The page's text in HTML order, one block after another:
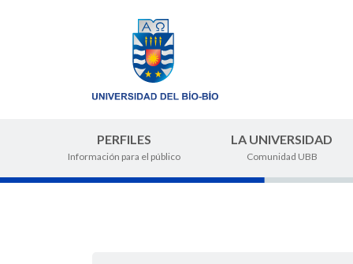
PERFILES
Información para el público
LA UNIVERSIDAD
Comunidad UBB